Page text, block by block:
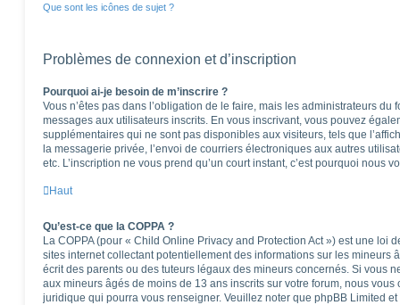
Que sont les icônes de sujet ?
Problèmes de connexion et d’inscription
Pourquoi ai-je besoin de m’inscrire ?
Vous n’êtes pas dans l’obligation de le faire, mais les administrateurs
messages aux utilisateurs inscrits. En vous inscrivant, vous pouvez
supplémentaires qui ne sont pas disponibles aux visiteurs, tels que
la messagerie privée, l’envoi de courriers électroniques aux autres
etc. L’inscription ne vous prend qu’un court instant, c’est pourquoi nous
Haut
Qu’est-ce que la COPPA ?
La COPPA (pour « Child Online Privacy and Protection Act ») est une loi
sites internet collectant potentiellement des informations sur les mineurs
écrit des parents ou des tuteurs légaux des mineurs concernés. Si vous
aux mineurs âgés de moins de 13 ans inscrits sur votre forum, nous
juridique qui pourra vous renseigner. Veuillez noter que phpBB Limited